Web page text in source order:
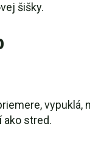
šišky.
ako stred.